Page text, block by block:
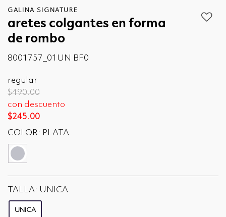
GALINA SIGNATURE
aretes colgantes en forma
de rombo
8001757_01UN BF0
regular
Price reduced from
$490.00to
con descuento
$245.00
COLOR: PLATA
TALLA: UNICA
UNICA